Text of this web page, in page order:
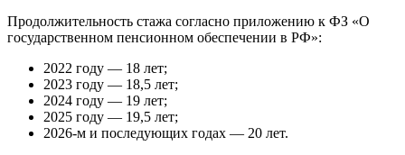
Продолжительность стажа согласно приложению к ФЗ «О
государственном пенсионном обеспечении в РФ»:
2022 году — 18 лет;
2023 году — 18,5 лет;
2024 году — 19 лет;
2025 году — 19,5 лет;
2026-м и последующих годах — 20 лет.